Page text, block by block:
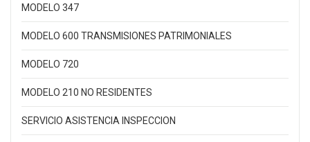
MODELO 347
MODELO 600 TRANSMISIONES PATRIMONIALES
MODELO 720
MODELO 210 NO RESIDENTES
SERVICIO ASISTENCIA INSPECCION